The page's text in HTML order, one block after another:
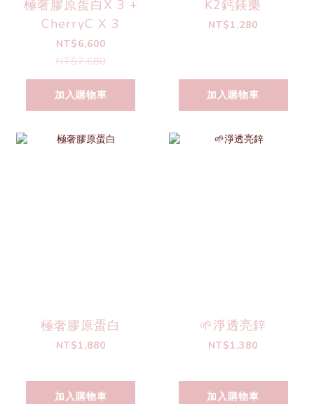
極奢膠原蛋白X 3 +
CherryC X 3
NT$6,600
NT$7,680
加入購物車
K2鈣鎂樂
NT$1,280
加入購物車
極奢膠原蛋白
NT$1,880
加入購物車
🌱淨透亮鋅
NT$1,380
加入購物車